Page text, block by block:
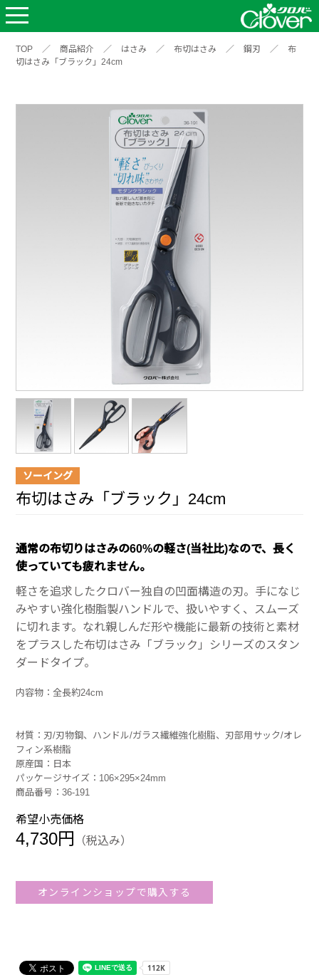
TOP ／ 商品紹介 ／ はさみ ／ 布切はさみ ／ 鋼刃 ／
布
切はさみ「ブラック」24cm
ソーイング
布切はさみ「ブラック」24cm
通常の布切りはさみの60%の軽さ(当社比)なので、長く
使っていても疲れません。
軽さを追求したクロバー独自の凹面構造の刃。手になじ
みやすい強化樹脂製ハンドルで、扱いやすく、スムーズ
に切れます。なれ親しんだ形や機能に最新の技術と素材
をプラスした布切はさみ「ブラック」シリーズのスタン
ダードタイプ。
内容物：全長約24cm
材質：刃/刃物鋼、ハンドル/ガラス繊維強化樹脂、刃部用サック/オレ
フィン系樹脂
原産国：日本
パッケージサイズ：106×295×24mm
商品番号：36-191
希望小売価格
4,730円 （税込み）
オンラインショップで購入する